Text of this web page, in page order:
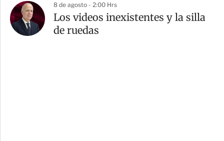
8 de agosto - 2:00 Hrs
Los videos inexistentes y la silla
de ruedas